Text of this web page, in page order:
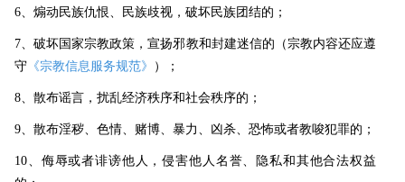
6、煽动民族仇恨、民族歧视，破坏民族团结的；
7、破坏国家宗教政策，宣扬邪教和封建迷信的（宗教内容还应遵
守 《宗教信息服务规范》 ）；
8、散布谣言，扰乱经济秩序和社会秩序的；
9、散布淫秽、色情、赌博、暴力、凶杀、恐怖或者教唆犯罪的；
10、侮辱或者诽谤他人，侵害他人名誉、隐私和其他合法权益